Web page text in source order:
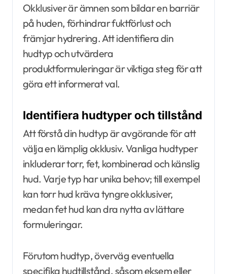
Okklusiver är ämnen som bildar en barriär
på huden, förhindrar fuktförlust och
främjar hydrering. Att identifiera din
hudtyp och utvärdera
produktformuleringar är viktiga steg för att
göra ett informerat val.
Identifiera hudtyper och tillstånd
Att förstå din hudtyp är avgörande för att
välja en lämplig okklusiv. Vanliga hudtyper
inkluderar torr, fet, kombinerad och känslig
hud. Varje typ har unika behov; till exempel
kan torr hud kräva tyngre okklusiver,
medan fet hud kan dra nytta av lättare
formuleringar.
Förutom hudtyp, överväg eventuella
specifika hudtillstånd, såsom eksem eller